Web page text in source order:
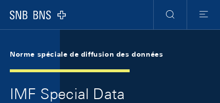
Logo
RechercheMenu
Norme spéciale de diffusion des données
IMF Special Data